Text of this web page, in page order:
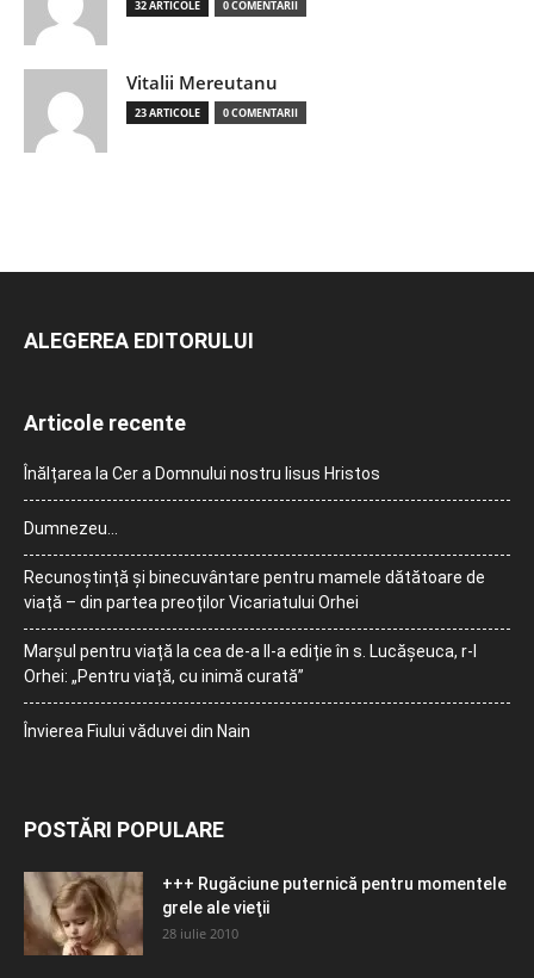
32 ARTICOLE 0 COMENTARII
Vitalii Mereutanu
23 ARTICOLE 0 COMENTARII
ALEGEREA EDITORULUI
Articole recente
Înălțarea la Cer a Domnului nostru Iisus Hristos
Dumnezeu…
Recunoștință și binecuvântare pentru mamele dătătoare de
viață – din partea preoților Vicariatului Orhei
Marșul pentru viață la cea de-a II-a ediție în s. Lucășeuca, r-l
Orhei: „Pentru viață, cu inimă curată”
Învierea Fiului văduvei din Nain
POSTĂRI POPULARE
+++ Rugăciune puternică pentru momentele
grele ale vieţii
28 iulie 2010